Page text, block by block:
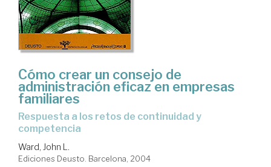
Cómo crear un consejo de
administración eficaz en empresas
familiares
respuesta a los retos de continuidad y
competencia
Ward, John L.
Ediciones Deusto. Barcelona, 2004